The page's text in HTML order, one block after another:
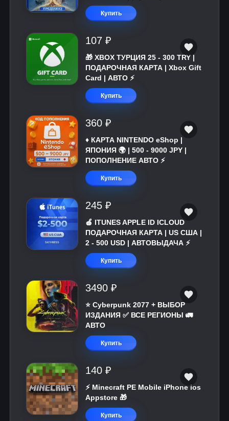
Купить
107 ₽
🎁 XBOX ТУРЦИЯ 25 - 300 TRY |
ПОДАРОЧНАЯ КАРТА | Xbox Gift
Card | АВТО ⚡
Купить
360 ₽
♦️ КАРТА NINTENDO eShop |
ЯПОНИЯ 🌍 | 500 - 9000 JPY |
ПОПОЛНЕНИЕ АВТО ⚡
Купить
245 ₽
🍎 ITUNES APPLE ID ICLOUD
ПОДАРОЧНАЯ КАРТА | US США |
2 - 500 USD | АВТОВЫДАЧА ⚡️
Купить
3490 ₽
⭐ Cyberpunk 2077 + ВЫБОР
ИЗДАНИЯ ✅ ВСЕ РЕГИОНЫ 🚛
АВТО
Купить
140 ₽
⚡️ Minecraft PE Mobile iPhone ios
Appstore 🎁
Купить